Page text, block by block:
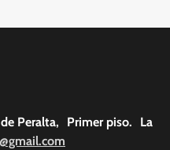
de Peralta, Primer piso. La